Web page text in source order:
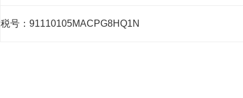
税号：91110105MACPG8HQ1N